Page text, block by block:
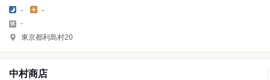
- -
-
東京都利島村20
中村商店